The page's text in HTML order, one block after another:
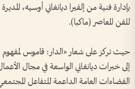
بإدارة فنية من إلفيرا ديانغاني أوسيه،
للفن المعاصر (ماكبا).
حيث تركز على شعار «الدار: قاموس لمفهوم
إلى خبرات ديانغاني الواسعة في مجال
الفضاءات العامة الداعمة للتفاعل